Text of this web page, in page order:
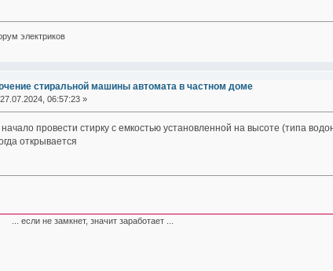
электриков
стиральной машины автомата в частном доме
27.07.2024, 06:57:23 »
провести стирку с емкостью установленной на высоте (типа
открывается
значит заработает ...